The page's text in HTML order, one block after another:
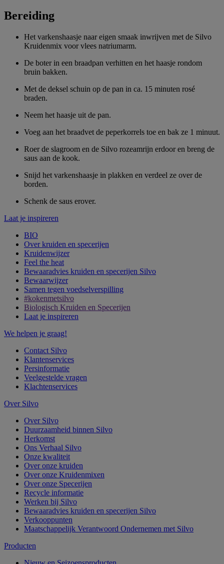
Bereiding
Het varkenshaasje naar eigen smaak inwrijven met de Silvo
Kruidenmix voor vlees natriumarm.
De boter in een braadpan verhitten en het haasje rondom
bruin bakken.
Met de deksel schuin op de pan in ca. 15 minuten rosé
braden.
Neem het haasje uit de pan.
Voeg aan het braadvet de peperkorrels toe en bak ze 1 minuut.
Roer de slagroom en de Silvo rozeamrijn erdoor en breng de
saus aan de kook.
Snijd het varkenshaasje in plakken en verdeel ze over de
borden.
Schenk de saus erover.
Laat je inspireren
BIO
Over kruiden en specerijen
Kruidenwijzer
Feel the heat
Bewaaradvies kruiden en specerijen Silvo
Bewaarwijzer
Samen tegen voedselverspilling
#kokenmetsilvo
Biologisch Kruiden en Specerijen
Laat je inspireren
We helpen je graag!
Contact Silvo
Klantenservices
Persinformatie
Veelgestelde vragen
Klachtenservices
Over Silvo
Over Silvo
Duurzaamheid binnen Silvo
Herkomst
Ons Verhaal Silvo
Onze kwaliteit
Over onze kruiden
Over onze Kruidenmixen
Over onze Specerijen
Recycle informatie
Werken bij Silvo
Bewaaradvies kruiden en specerijen Silvo
Verkooppunten
Maatschappelijk Verantwoord Ondernemen met Silvo
Producten